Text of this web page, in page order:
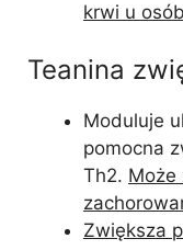
krwi u
Teanina
Moduluje
pomocna
Th2. Może
Zwiększa